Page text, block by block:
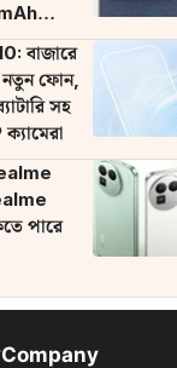
বাজারে
ফোন,
সহ
পারে
Company